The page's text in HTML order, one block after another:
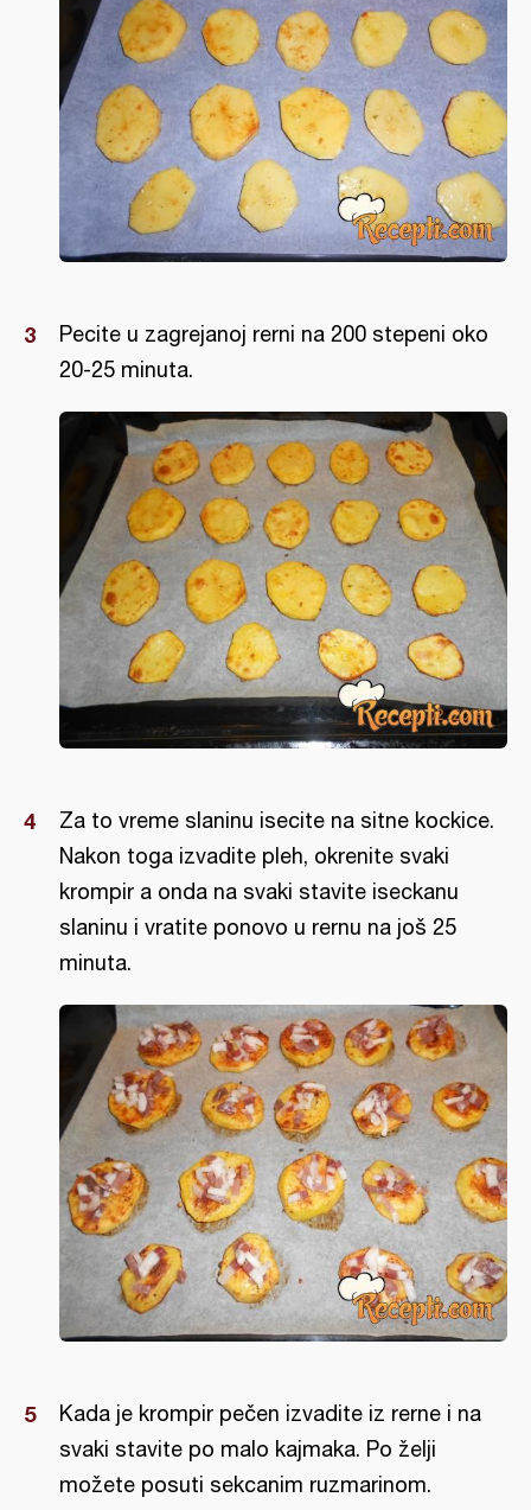
Pecite u zagrejanoj rerni na 200 stepeni oko
20-25 minuta.
Za to vreme slaninu isecite na sitne kockice.
Nakon toga izvadite pleh, okrenite svaki
krompir a onda na svaki stavite iseckanu
slaninu i vratite ponovo u rernu na još 25
minuta.
Kada je krompir pečen izvadite iz rerne i na
svaki stavite po malo kajmaka. Po želji
možete posuti sekcanim ruzmarinom.